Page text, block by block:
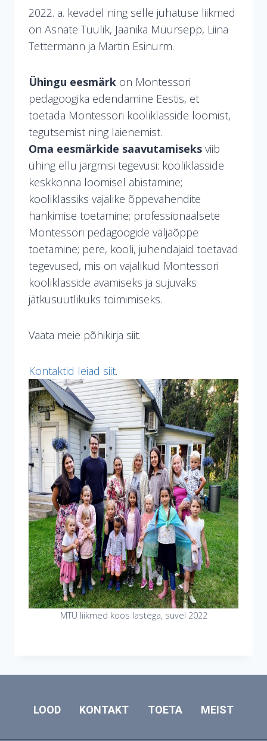
2022. a. kevadel ning selle juhatuse liikmed
on Asnate Tuulik, Jaanika Müürsepp, Liina
Tettermann ja Martin Esinurm.
Ühingu eesmärk on Montessori
pedagoogika edendamine Eestis, et
toetada Montessori kooliklasside loomist,
tegutsemist ning laienemist.
Oma eesmärkide saavutamiseksviib
ühing ellu järgmisi tegevusi: kooliklasside
keskkonna loomisel abistamine;
kooliklassiks vajalike õppevahendite
hankimise toetamine; professionaalsete
Montessori pedagoogide väljaõppe
toetamine; pere, kooli, juhendajaid toetavad
tegevused, mis on vajalikud Montessori
kooliklasside avamiseks ja sujuvaks
jätkusuutlikuks toimimiseks.
Vaata meie põhikirja siit.
Kontaktid leiad siit.
MTÜ liikmed koos lastega, suvel 2022
LOOD KONTAKT TOETA MEIST